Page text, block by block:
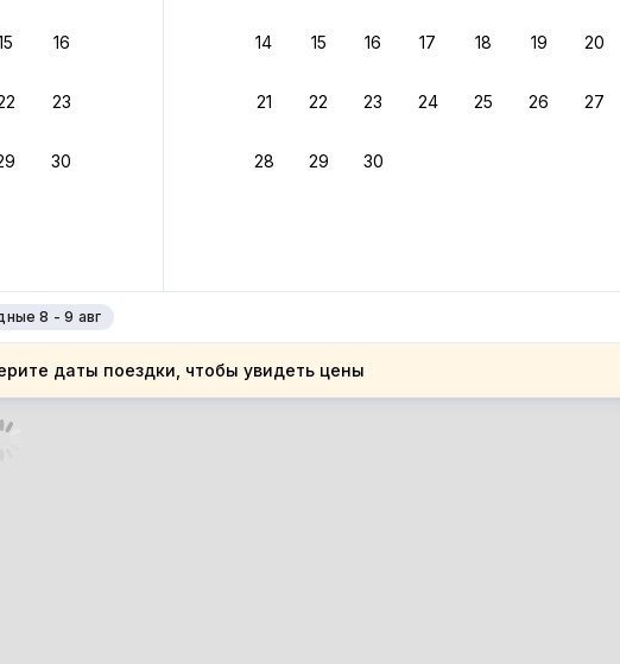
16
23
30
14 15 16 17 18 19 20
21 22 23 24 25 26 27
28 29 30
8 - 9 авг
даты поездки, чтобы увидеть цены